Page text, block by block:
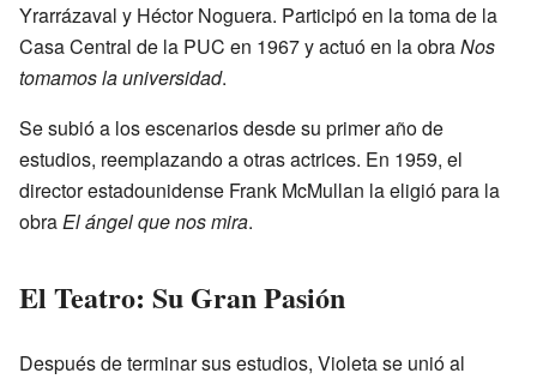
Yrarrázaval y Héctor Noguera. Participó en la toma de la
Casa Central de la PUC en 1967 y actuó en la obraNos
tomamos la universidad.
Se subió a los escenarios desde su primer año de
estudios, reemplazando a otras actrices. En 1959, el
director estadounidense Frank McMullan la eligió para la
obraEl ángel que nos mira.
El Teatro: Su Gran Pasión
Después de terminar sus estudios, Violeta se unió al